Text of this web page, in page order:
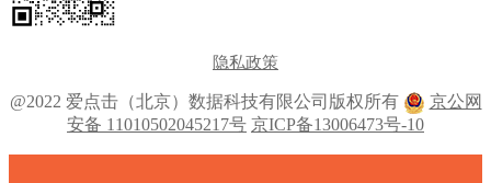
隐私政策
@2022 爱点击（北京）数据科技有限公司版权所有
京公网
安备 11010502045217号 京ICP备13006473号-10